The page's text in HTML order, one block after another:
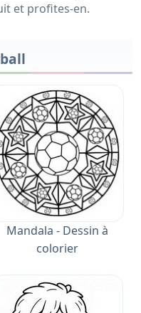
et profites-en.
Mandala - Dessin à
colorier